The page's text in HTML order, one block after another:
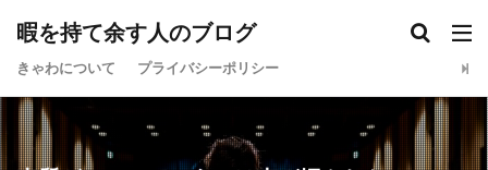
暇を持て余す人のブログ
きゃわについて プライバシーポリシー